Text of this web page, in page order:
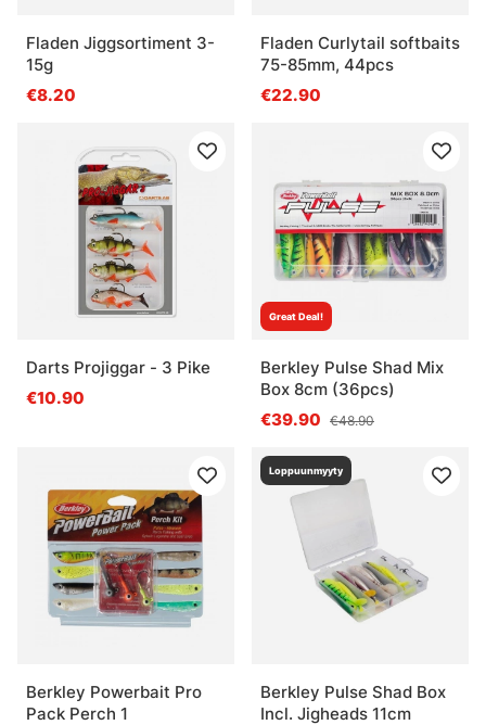
Fladen Jiggsortiment 3-
15g
€8.20
Fladen Curlytail softbaits
75-85mm, 44pcs
€22.90
Darts Projiggar - 3 Pike
€10.90
Great Deal!
Berkley Pulse Shad Mix
Box 8cm (36pcs)
€39.90 €48.90
Berkley Powerbait Pro
Pack Perch 1
Loppuunmyyty
Berkley Pulse Shad Box
Incl. Jigheads 11cm